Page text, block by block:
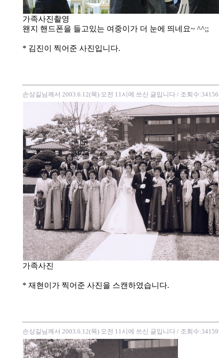
가족사진촬영
왠지 핸드폰을 들고있는 여중이가 더 눈에 띄네요~ ^^;;
* 김진이 찍어준 사진입니다.
손상길님께서 2003.6.12(목) 오전 11시에 쓰신 글입니다 / 조회수:34156
가족사진
* 재현이가 찍어준 사진을 스캔하였습니다.
손상길님께서 2003.6.12(목) 오전 11시에 쓰신 글입니다 / 조회수:34159